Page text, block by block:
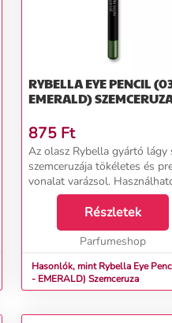
RYBELLA EYE PENCIL
EMERALD)
875 Ft
Az olasz Rybella gyártó lágy
szemceruzája tökéletes és
vonalat varázsol.
szemen belül és a szem körül,
mindig garantálja az intenzív
hatást és hipnotikus megjele...
Részletek
Parfumeshop
Hasonlók, mint Rybella Eye
- EMERALD) Szemceruza